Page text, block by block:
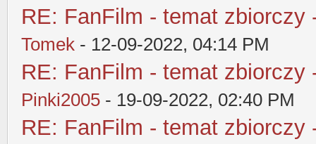
RE: FanFilm - temat zbiorczy
Tomek - 12-09-2022, 04:14 PM
RE: FanFilm - temat zbiorczy
Pinki2005 - 19-09-2022, 02:40 PM
RE: FanFilm - temat zbiorczy